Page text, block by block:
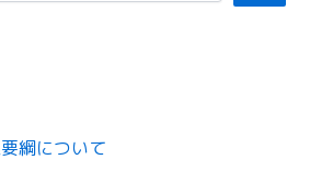
綱について